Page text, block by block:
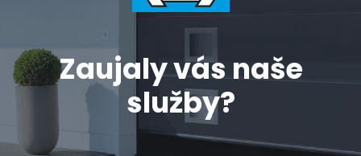
Zaujaly vás naše
služby?